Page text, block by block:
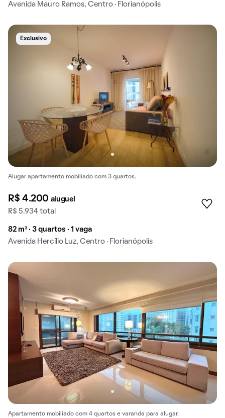
Avenida Mauro Ramos, Centro · Florianópolis
Exclusivo
Alugar apartamento mobiliado com 3 quartos.
R$ 4.200 aluguel
R$ 5.934 total
82 m² · 3 quartos · 1 vaga
Avenida Hercílio Luz, Centro · Florianópolis
Apartamento mobiliado com 4 quartos e varanda para alugar.